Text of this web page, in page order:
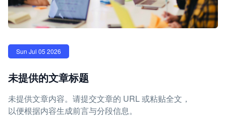
Sun Jul 05 2026
未提供的文章标题
未提供文章内容。请提交文章的 URL 或粘贴全文，
以便根据内容生成前言与分段信息。